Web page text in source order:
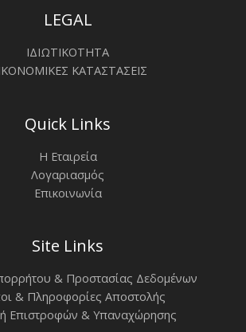
LEGAL
ΙΔΙΩΤΙΚΟΤΗΤΑ
ΚΑΤΑΣΤΑΣΕΙΣ
Quick Links
Η Εταιρεία
Λογαριασμός
Επικοινωνία
Site Links
& Προστασίας Δεδομένων
& Πληροφορίες Αποστολής
Επιστροφών & Υπαναχώρησης